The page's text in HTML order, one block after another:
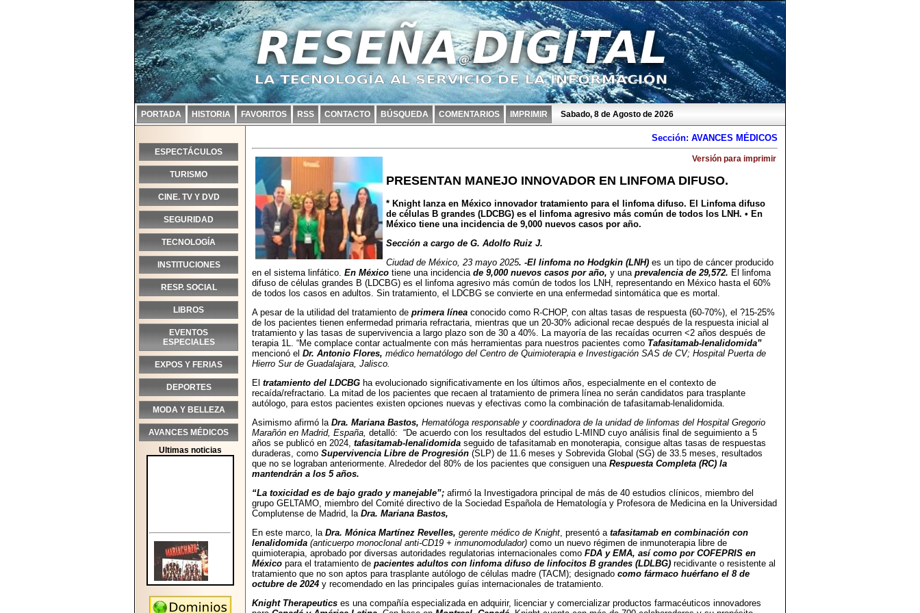
PORTADA HISTORIA FAVORITOS RSS CONTACTO BÚSQUEDA COMENTARIOS IMPRIMIR Sabado, 8 de Agosto de 2026
ESPECTÁCULOS
TURISMO
CINE. TV Y DVD
SEGURIDAD
TECNOLOGÍA
INSTITUCIONES
RESP. SOCIAL
LIBROS
EVENTOS
ESPECIALES
EXPOS Y FERIAS
DEPORTES
MODA Y BELLEZA
AVANCES MÉDICOS
Ultimas noticias
Sección: AVANCES MÉDICOS
Versión para imprimir
PRESENTAN MANEJO INNOVADOR EN LINFOMA DIFUSO.
* Knight lanza en México innovador tratamiento para el linfoma difuso. El Linfoma difuso
de células B grandes (LDCBG) es el linfoma agresivo más común de todos los LNH. • En
México tiene una incidencia de 9,000 nuevos casos por año.
Sección a cargo de G. Adolfo Ruiz J.
Ciudad de México, 23 mayo 2025. -El linfoma no Hodgkin (LNH) es un tipo de cáncer producido
en el sistema linfático. En México tiene una incidencia de 9,000 nuevos casos por año, y una prevalencia de 29,572. El linfoma
difuso de células grandes B (LDCBG) es el linfoma agresivo más común de todos los LNH, representando en México hasta el 60%
de todos los casos en adultos. Sin tratamiento, el LDCBG se convierte en una enfermedad sintomática que es mortal.
A pesar de la utilidad del tratamiento de primera línea conocido como R-CHOP, con altas tasas de respuesta (60-70%), el ?15-25%
de los pacientes tienen enfermedad primaria refractaria, mientras que un 20-30% adicional recae después de la respuesta inicial al
tratamiento y las tasas de supervivencia a largo plazo son de 30 a 40%. La mayoría de las recaídas ocurren <2 años después de
terapia 1L. “Me complace contar actualmente con más herramientas para nuestros pacientes como Tafasitamab-lenalidomida”
mencionó el Dr. Antonio Flores, médico hematólogo del Centro de Quimioterapia e Investigación SAS de CV; Hospital Puerta de
Hierro Sur de Guadalajara, Jalisco.
El tratamiento del LDCBG ha evolucionado significativamente en los últimos años, especialmente en el contexto de
recaída/refractario. La mitad de los pacientes que recaen al tratamiento de primera línea no serán candidatos para trasplante
autólogo, para estos pacientes existen opciones nuevas y efectivas como la combinación de tafasitamab-lenalidomida.
Asimismo afirmó la Dra. Mariana Bastos, Hematóloga responsable y coordinadora de la unidad de linfomas del Hospital Gregorio
Marañón en Madrid, España, detalló: “De acuerdo con los resultados del estudio L-MIND cuyo análisis final de seguimiento a 5
años se publicó en 2024, tafasitamab-lenalidomida seguido de tafasitamab en monoterapia, consigue altas tasas de respuestas
duraderas, como Supervivencia Libre de Progresión (SLP) de 11.6 meses y Sobrevida Global (SG) de 33.5 meses, resultados
que no se lograban anteriormente. Alrededor del 80% de los pacientes que consiguen una Respuesta Completa (RC) la
mantendrán a los 5 años.
“La toxicidad es de bajo grado y manejable”; afirmó la Investigadora principal de más de 40 estudios clínicos, miembro del
grupo GELTAMO, miembro del Comité directivo de la Sociedad Española de Hematología y Profesora de Medicina en la Universidad
Complutense de Madrid, la Dra. Mariana Bastos,
En este marco, la Dra. Mónica Martínez Revelles, gerente médico de Knight, presentó a tafasitamab en combinación con
lenalidomida (anticuerpo monoclonal anti-CD19 + inmunomodulador) como un nuevo régimen de inmunoterapia libre de
quimioterapia, aprobado por diversas autoridades regulatorias internacionales como FDA y EMA, así como por COFEPRIS en
México para el tratamiento de pacientes adultos con linfoma difuso de linfocitos B grandes (LDLBG) recidivante o resistente al
tratamiento que no son aptos para trasplante autólogo de células madre (TACM); designado como fármaco huérfano el 8 de
octubre de 2024 y recomendado en las principales guías internacionales de tratamiento.
Knight Therapeutics es una compañía especializada en adquirir, licenciar y comercializar productos farmacéuticos innovadores